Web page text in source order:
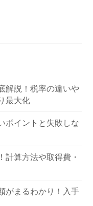
解説！税率の違いや
最大化
ポイントと失敗しな
計算方法や取得費・
がまるわかり！入手